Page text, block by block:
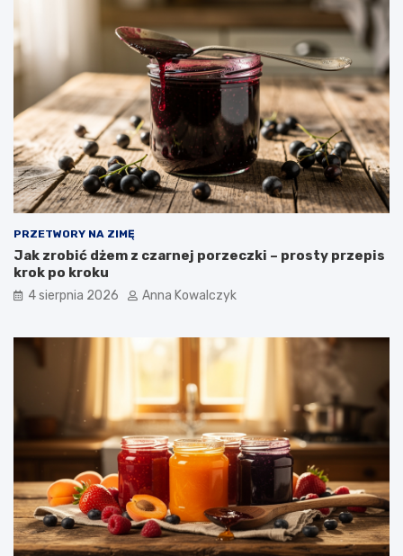
PRZETWORY NA ZIMĘ
Jak zrobić dżem z czarnej porzeczki – prosty przepis
krok po kroku
4 sierpnia 2026 Anna Kowalczyk